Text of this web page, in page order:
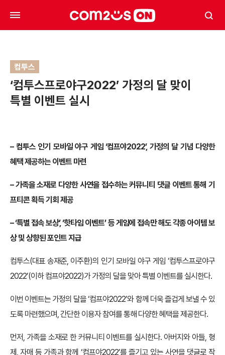
컴투스
‘컴투스프로야구2022’ 가정의 달 맞이
특별 이벤트 실시
– 컴투스 인기 모바일 야구 게임 ‘컴프야2022’, 가정의 달 기념 다양한
혜택 제공하는 이벤트 마련
– 가족을 소재로 다양한 사연을 접수하는 커뮤니티 댓글 이벤트 통해 기
프티콘 획득 기회 제공
– ‘특별 접속 보상’, ‘핫타임 이벤트’ 등 게임에 접속만 해도 각종 아이템 보
상 및 상향된 포인트 지급
컴투스(대표 송재준, 이주환)의 인기 모바일 야구 게임 ‘컴투스프로야구
2022’(이하 컴프야2022)가 가정의 달을 맞아 특별 이벤트를 실시한다.
이번 이벤트는 가정의 달을 ‘컴프야2022’와 함께 더욱 즐겁게 보낼 수 있
도록 마련했으며, 간단한 이용자 참여를 통해 다양한 혜택을 제공한다.
먼저, 가족을 소재로 한 커뮤니티 이벤트를 실시한다. 아버지와 아들, 형
제, 자매 등 가족과 함께 ‘컴프야2022’를 즐기고 있는 사연을 댓글로 작